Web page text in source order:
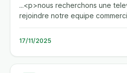
...<p>nous recherchons une
rejoindre notre equipe
serez responsable de la...
17/11/2025